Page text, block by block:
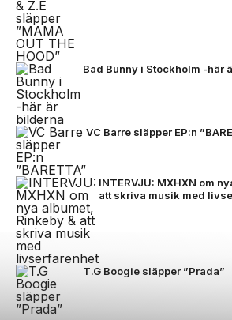
Bad Bunny i Stockholm -här
VC Barre släpper EP:n
INTERVJU: MXHXN om
att skriva musik med
T.G Boogie släpper ”Prada”